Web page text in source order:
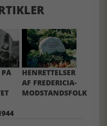
PÅ
HENRETTELSER
AF FREDERICIA-
MODSTANDSFOLK